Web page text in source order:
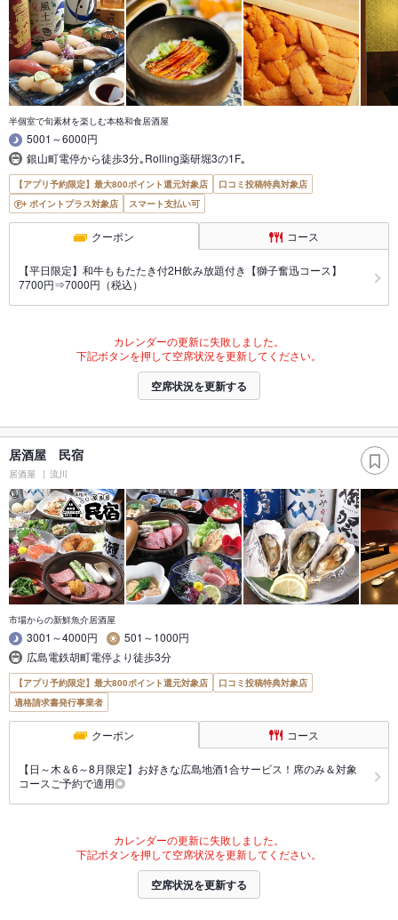
半個室で旬素材を楽しむ本格和食居酒屋
5001～6000円
銀山町電停から徒歩3分｡Rolling薬研堀3の1F｡
【アプリ予約限定】最大800ポイント還元対象店
口コミ投稿特典対象店
ポイントプラス対象店
スマート支払い可
クーポン コース
【平日限定】和牛ももたたき付2H飲み放題付き【獅子奮迅コース】
7700円⇒7000円（税込）
カレンダーの更新に失敗しました。
下記ボタンを押して空席状況を更新してください。
空席状況を更新する
居酒屋 民宿
居酒屋 流川
市場からの新鮮魚介居酒屋
3001～4000円
501～1000円
広島電鉄胡町電停より徒歩3分
【アプリ予約限定】最大800ポイント還元対象店
口コミ投稿特典対象店
適格請求書発行事業者
クーポン コース
【日～木＆6～8月限定】お好きな広島地酒1合サービス！席のみ＆対象
コースご予約で適用◎
カレンダーの更新に失敗しました。
下記ボタンを押して空席状況を更新してください。
空席状況を更新する